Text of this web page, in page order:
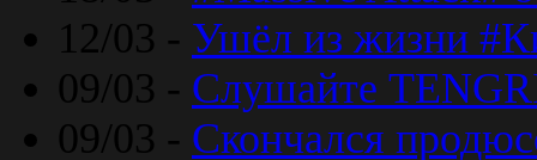
12/03 - Ушёл из жизни
09/03 - Слушайте
09/03 - Скончался